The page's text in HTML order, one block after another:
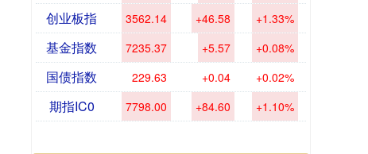
创业板指 3562.14 +46.58 +1.33%
基金指数 7235.37 +5.57 +0.08%
国债指数 229.63 +0.04 +0.02%
期指IC0 7798.00 +84.60 +1.10%